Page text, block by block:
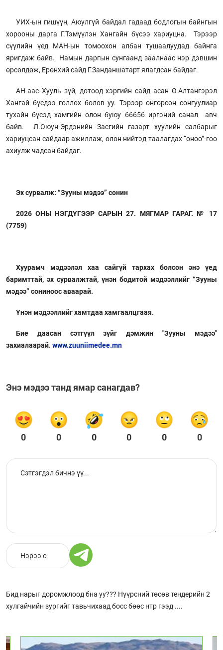
УИХ-ын гишүүн, Аюулгүй байдал гадаад бодлогын байнгын
хорооны дарга Г.Тэмүүлэн Хангайн бүсээ хариуцна. Тэрээр
сүүлийн үед МАН-ын томоохон албан тушаалуудад байнга
яригдаж байв. Намын даргын сунгаанд заалнаас нэр дэвшин
өрсөлдөж, Ерөнхий сайд Г.Занданшатарт ялагдсан байдаг.
АН-аас Хууль зүй, дотоод хэргийн сайд асан О.Алтангэрэл
Хангай бүсдээ голлох болов уу. Тэрээр өнгөрсөн сонгуулиар
тухайн бүсэд хамгийн олон буюу 66656 иргэний санал авч
байв. Л.Оюун-Эрдэнийн Засгийн газарт хуулийн салбарыг
хариуцсан сайдаар ажиллаж, олон нийтэд таалагдах “оноо”-гоо
ахиулж чадсан байдаг.
Эх сурвалж: “Зууны мэдээ” сонин
2026 ОНЫ НЭГДҮГЭЭР САРЫН 27. МЯГМАР ГАРАГ. № 17
(7759)
Хуурамч мэдээлэл хаа сайгүй тархах болсон энэ үед
баримттай, эх сурвалжтай, үнэн бодитой мэдээллийг “Зууны
мэдээ” сониноос аваарай.
Үнэн мэдээллийг хамтдаа хамгаалцгаая.
Бие даасан сэтгүүл зүйг дэмжин "Зууны мэдээ"
захиалаарай. www.zuuniimedee.mn
Энэ мэдээ танд ямар санагдав?
0 0 0 0 0 0
Бид нарыг доромжлоод бна уу??? Нүүрсний төсөв тендерийн 2
хулгайчийн зургийг тавьчихаад босс бөөс нтр гээд ....